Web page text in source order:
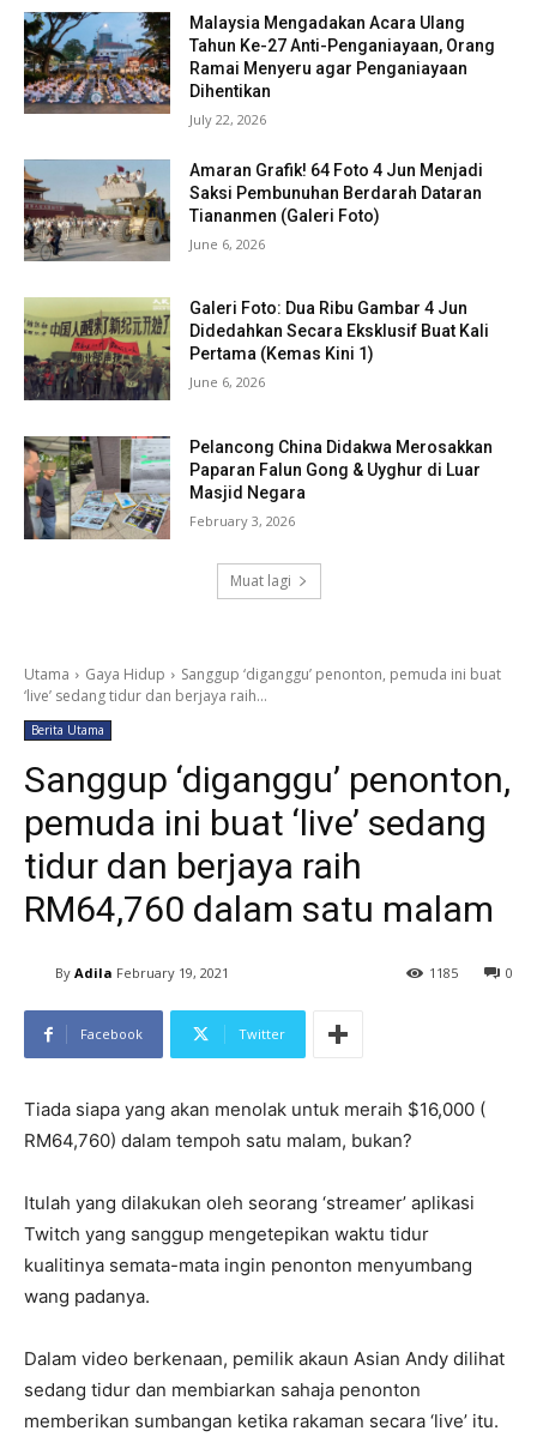
Malaysia Mengadakan Acara Ulang
Tahun Ke-27 Anti-Penganiayaan, Orang
Ramai Menyeru agar Penganiayaan
Dihentikan
July 22, 2026
Amaran Grafik! 64 Foto 4 Jun Menjadi
Saksi Pembunuhan Berdarah Dataran
Tiananmen (Galeri Foto)
June 6, 2026
Galeri Foto: Dua Ribu Gambar 4 Jun
Didedahkan Secara Eksklusif Buat Kali
Pertama (Kemas Kini 1)
June 6, 2026
Pelancong China Didakwa Merosakkan
Paparan Falun Gong & Uyghur di Luar
Masjid Negara
February 3, 2026
Muat lagi